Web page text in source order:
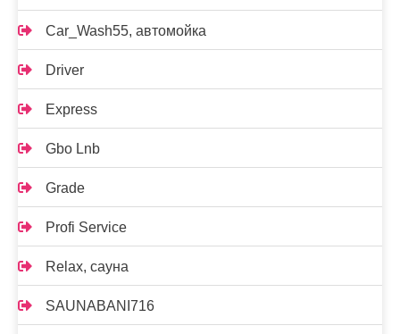
Car_Wash55, автомойка
Driver
Express
Gbo Lnb
Grade
Profi Service
Relax, сауна
SAUNABANI716